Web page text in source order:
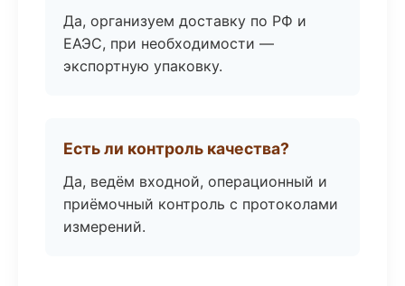
Да, организуем доставку по РФ и
ЕАЭС, при необходимости —
экспортную упаковку.
Есть ли контроль качества?
Да, ведём входной, операционный и
приёмочный контроль с протоколами
измерений.